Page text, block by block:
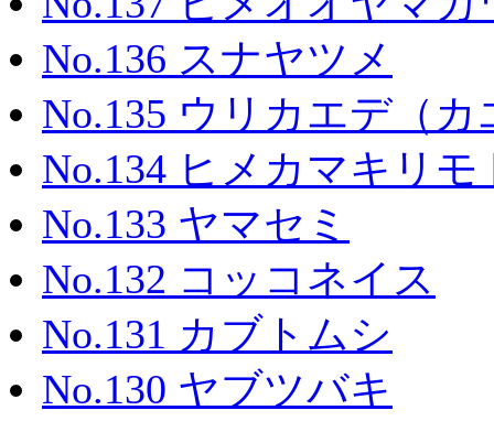
No.136 スナヤツメ
No.135 ウリカエデ（カ
No.134 ヒメカマキリモ
No.133 ヤマセミ
No.132 コッコネイス
No.131 カブトムシ
No.130 ヤブツバキ